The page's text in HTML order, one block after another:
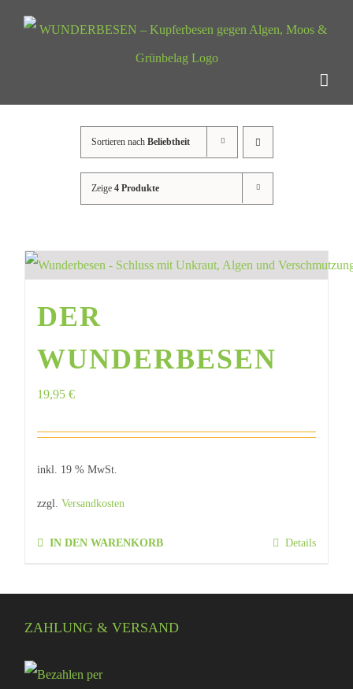
Sortieren nach Beliebtheit
Zeige 4 Produkte
DER
WUNDERBESEN
19,95€
inkl. 19 % MwSt.
zzgl.Versandkosten
IN DEN WARENKORB Details
ZAHLUNG & VERSAND